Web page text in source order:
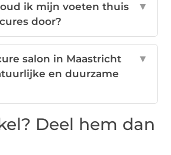
ik mijn voeten thuis
door?
▼
salon in Maastricht
en duurzame
▼
Deel hem dan